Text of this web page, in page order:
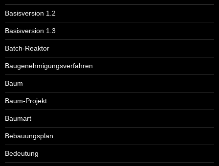
Basisversion 1.2
Basisversion 1.3
Batch-Reaktor
Baugenehmigungsverfahren
Baum
Baum-Projekt
Baumart
Bebauungsplan
Bedeutung